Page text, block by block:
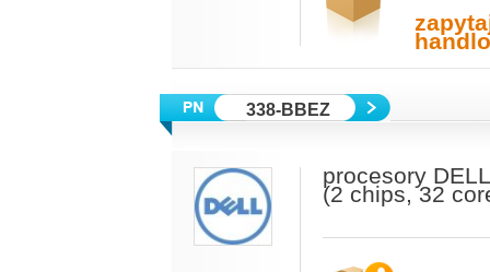
338-BBEZ
procesory
(2 chips, 32